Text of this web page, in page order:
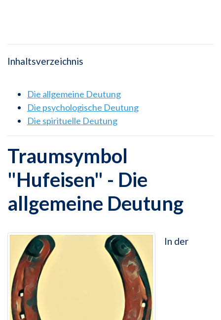
Inhaltsverzeichnis
Die allgemeine Deutung
Die psychologische Deutung
Die spirituelle Deutung
Traumsymbol
"Hufeisen" - Die
allgemeine Deutung
In der